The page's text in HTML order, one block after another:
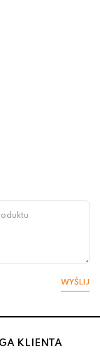
WYŚLIJ
KLIENTA